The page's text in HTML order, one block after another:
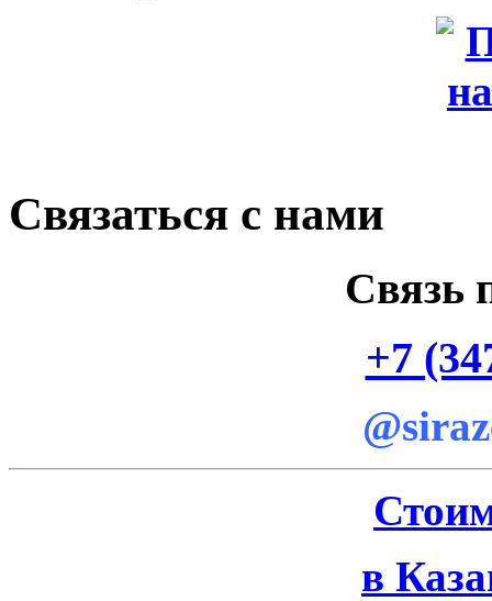
Связаться с нами
Связь
+7
в